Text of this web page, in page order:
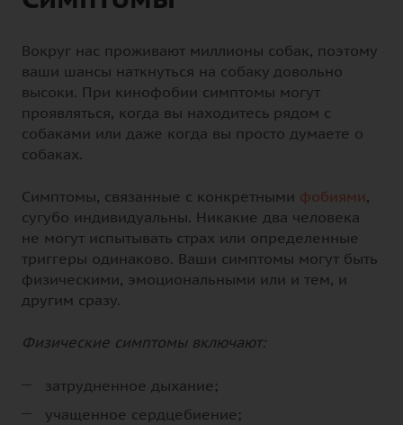
Вокруг нас проживают миллионы собак, поэтому
ваши шансы наткнуться на собаку довольно
высоки. При кинофобии симптомы могут
проявляться, когда вы находитесь рядом с
собаками или даже когда вы просто думаете о
собаках.
Симптомы, связанные с конкретными фобиями,
сугубо индивидуальны. Никакие два человека
не могут испытывать страх или определенные
триггеры одинаково. Ваши симптомы могут быть
физическими, эмоциональными или и тем, и
другим сразу.
Физические симптомы включают:
затрудненное дыхание;
учащенное сердцебиение;